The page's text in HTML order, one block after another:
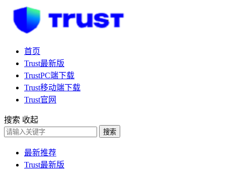
首页
Trust最新版
TrustPC端下载
Trust移动端下载
Trust官网
搜索 收起
搜索
最新推荐
Trust最新版